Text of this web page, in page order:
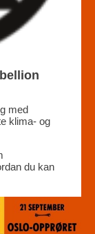
med
klima- og
du kan